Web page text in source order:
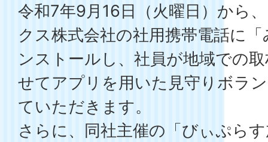
令和7年9月16日（火曜日）から
クス株式会社の社用携帯電話に
ンストールし、社員が地域での
せてアプリを用いた見守りボラ
ていただきます。
さらに、同社主催の「びぃぷら